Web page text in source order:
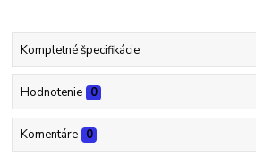
Kompletné špecifikácie
Hodnotenie 0
Komentáre 0